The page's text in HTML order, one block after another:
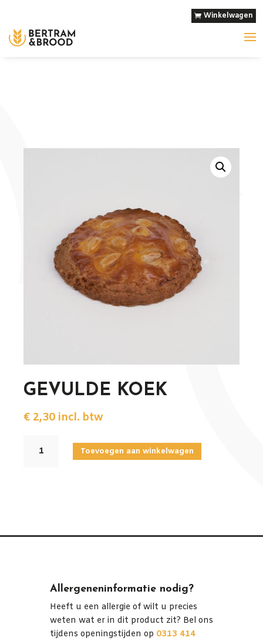
Winkelwagen
GEVULDE KOEK
€ 2,30 incl. btw
KOEK
Toevoegen aan winkelwagen
Allergeneninformatie nodig?
Heeft u een allergie of wilt u precies
weten wat er in dit product zit? Bel ons
tijdens openingstijden op 0313 414